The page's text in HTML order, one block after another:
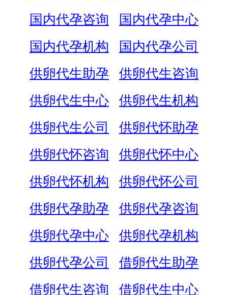
国内代孕咨询
国内代孕中心
国内代孕机构
国内代孕公司
供卵代生助孕
供卵代生咨询
供卵代生中心
供卵代生机构
供卵代生公司
供卵代怀助孕
供卵代怀咨询
供卵代怀中心
供卵代怀机构
供卵代怀公司
供卵代孕助孕
供卵代孕咨询
供卵代孕中心
供卵代孕机构
供卵代孕公司
借卵代生助孕
借卵代生咨询
借卵代生中心